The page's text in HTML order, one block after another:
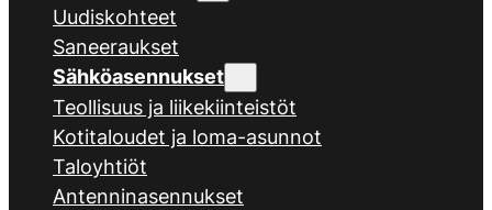
Uudiskohteet
Saneeraukset
Sähköasennukset
Teollisuus ja liikekiinteistöt
Kotitaloudet ja loma-asunnot
Taloyhtiöt
Antenninasennukset